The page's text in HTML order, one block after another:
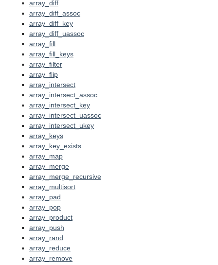
array_diff
array_diff_assoc
array_diff_key
array_diff_uassoc
array_fill
array_fill_keys
array_filter
array_flip
array_intersect
array_intersect_assoc
array_intersect_key
array_intersect_uassoc
array_intersect_ukey
array_keys
array_key_exists
array_map
array_merge
array_merge_recursive
array_multisort
array_pad
array_pop
array_product
array_push
array_rand
array_reduce
array_remove